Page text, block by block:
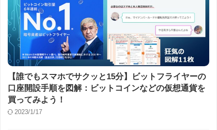
【誰でもスマホでサクッと15分】ビットフライヤーの
口座開設手順を図解：ビットコインなどの仮想通貨を
買ってみよう！
2023/1/17